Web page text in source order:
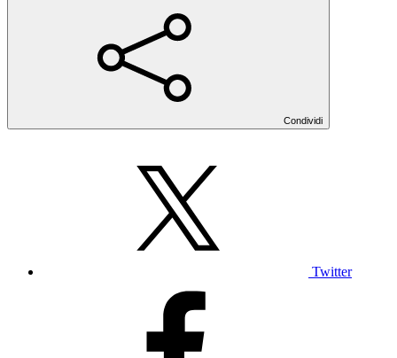
Condividi
Twitter